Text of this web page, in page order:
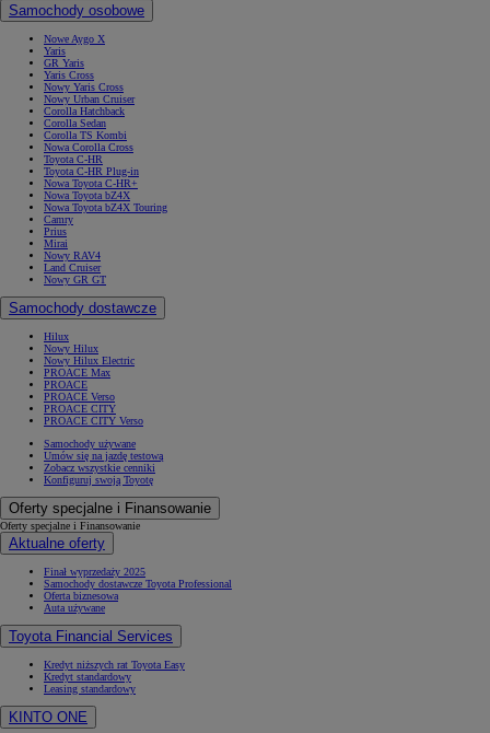
Samochody osobowe
Nowe Aygo X
Yaris
GR Yaris
Yaris Cross
Nowy Yaris Cross
Nowy Urban Cruiser
Corolla Hatchback
Corolla Sedan
Corolla TS Kombi
Nowa Corolla Cross
Toyota C-HR
Toyota C-HR Plug-in
Nowa Toyota C-HR+
Nowa Toyota bZ4X
Nowa Toyota bZ4X Touring
Camry
Prius
Mirai
Nowy RAV4
Land Cruiser
Nowy GR GT
Samochody dostawcze
Hilux
Nowy Hilux
Nowy Hilux Electric
PROACE Max
PROACE
PROACE Verso
PROACE CITY
PROACE CITY Verso
Samochody używane
Umów się na jazdę testową
Zobacz wszystkie cenniki
Konfiguruj swoją Toyotę
Oferty specjalne i Finansowanie
Oferty specjalne i Finansowanie
Aktualne oferty
Finał wyprzedaży 2025
Samochody dostawcze Toyota Professional
Oferta biznesowa
Auta używane
Toyota Financial Services
Kredyt niższych rat Toyota Easy
Kredyt standardowy
Leasing standardowy
KINTO ONE